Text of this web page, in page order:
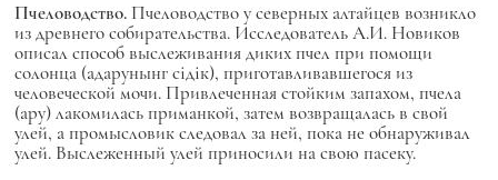
Пчеловодство. Пчеловодство у северных алтайцев возникло
из древнего собирательства. Исследователь А.И. Новиков
описал способ выслеживания диких пчел при помощи
солонца (адарунынг сiдiк), приготавливавшегося из
человеческой мочи. Привлеченная стойким запахом, пчела
(ару) лакомилась приманкой, затем возвращалась в свой
улей, а промысловик следовал за ней, пока не обнаруживал
улей. Выслеженный улей приносили на свою пасеку.